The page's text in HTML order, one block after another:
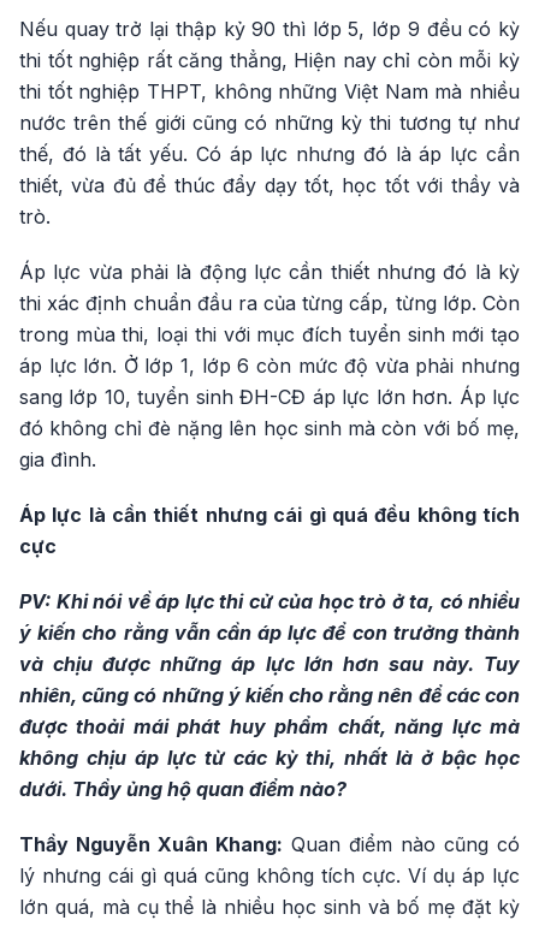
Nếu quay trở lại thập kỷ 90 thì lớp 5, lớp 9 đều có kỳ
thi tốt nghiệp rất căng thẳng, Hiện nay chỉ còn mỗi kỳ
thi tốt nghiệp THPT, không những Việt Nam mà nhiều
nước trên thế giới cũng có những kỳ thi tương tự như
thế, đó là tất yếu. Có áp lực nhưng đó là áp lực cần
thiết, vừa đủ để thúc đẩy dạy tốt, học tốt với thầy và
trò.
Áp lực vừa phải là động lực cần thiết nhưng đó là kỳ
thi xác định chuẩn đầu ra của từng cấp, từng lớp. Còn
trong mùa thi, loại thi với mục đích tuyển sinh mới tạo
áp lực lớn. Ở lớp 1, lớp 6 còn mức độ vừa phải nhưng
sang lớp 10, tuyển sinh ĐH-CĐ áp lực lớn hơn. Áp lực
đó không chỉ đè nặng lên học sinh mà còn với bố mẹ,
gia đình.
Áp lực là cần thiết nhưng cái gì quá đều không tích
cực
PV: Khi nói về áp lực thi cử của học trò ở ta, có nhiều
ý kiến cho rằng vẫn cần áp lực để con trưởng thành
và chịu được những áp lực lớn hơn sau này. Tuy
nhiên, cũng có những ý kiến cho rằng nên để các con
được thoải mái phát huy phẩm chất, năng lực mà
không chịu áp lực từ các kỳ thi, nhất là ở bậc học
dưới. Thầy ủng hộ quan điểm nào?
Thầy Nguyễn Xuân Khang: Quan điểm nào cũng có
lý nhưng cái gì quá cũng không tích cực. Ví dụ áp lực
lớn quá, mà cụ thể là nhiều học sinh và bố mẹ đặt kỳ